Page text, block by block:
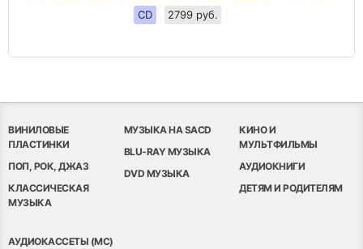
CD 2799 руб.
ВИНИЛОВЫЕ
ПЛАСТИНКИ
ПОП, РОК, ДЖАЗ
КЛАССИЧЕСКАЯ
МУЗЫКА
МУЗЫКА НА SACD
BLU-RAY МУЗЫКА
DVD МУЗЫКА
КИНО И
МУЛЬТФИЛЬМЫ
АУДИОКНИГИ
ДЕТЯМ И РОДИТЕЛЯМ
АУДИОКАССЕТЫ (MC)